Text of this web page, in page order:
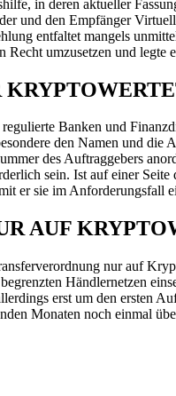
in deren aktueller
und den Empfänger
entfaltet mangels
umzusetzen und
Banken und
den Namen und
des Auftraggebers
sein. Ist auf einer
er sie im Anforderungsfall
AUF
nur auf
Händlernetzen
erst um den ersten
Monaten noch einmal